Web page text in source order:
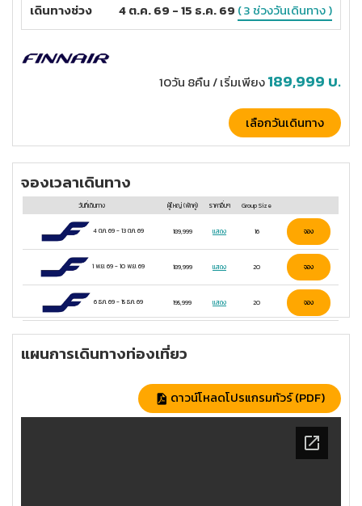
เดินทางช่วง 4 ต.ค. 69 - 15 ธ.ค. 69 ( 3 ช่วงวันเดินทาง )
10วัน 8คืน/ เริ่มเพียง189,999 บ.
เลือกวันเดินทาง
จองเวลาเดินทาง
วันที่เดินทาง ผู้ใหญ่(พักคู่) ราคาอื่นๆ Group Size
4 ต.ค. 69-13 ต.ค. 69 189,999 แสดง 16 จอง
1 พ.ย. 69-10 พ.ย. 69 189,999 แสดง 20 จอง
6 ธ.ค. 69-15 ธ.ค. 69 195,999 แสดง 20 จอง
แผนการเดินทางท่องเที่ยว
ดาวน์โหลดโปรแกรมทัวร์ (PDF)